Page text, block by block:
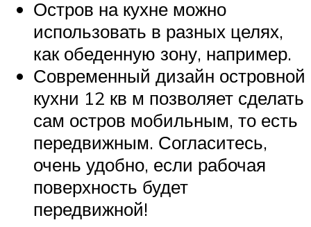
Остров на кухне можно
использовать в разных целях,
как обеденную зону, например.
Современный дизайн островной
кухни 12 кв м позволяет сделать
сам остров мобильным, то есть
передвижным. Согласитесь,
очень удобно, если рабочая
поверхность будет
передвижной!